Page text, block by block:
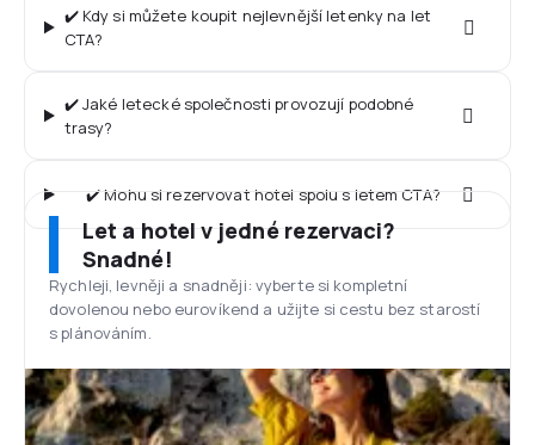
✔️ Kdy si můžete koupit nejlevnější letenky na let
CTA?
✔️ Jaké letecké společnosti provozují podobné
trasy?
✔️ Mohu si rezervovat hotel spolu s letem CTA?
Let a hotel v jedné rezervaci?
Snadné!
Rychleji, levněji a snadněji: vyberte si kompletní
dovolenou nebo eurovíkend a užijte si cestu bez starostí
s plánováním.